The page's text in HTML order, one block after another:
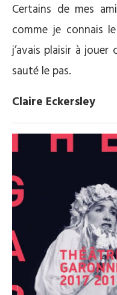
Certains de mes
comme je connais
j’avais plaisir à jouer
sauté le pas.
Claire Eckersley